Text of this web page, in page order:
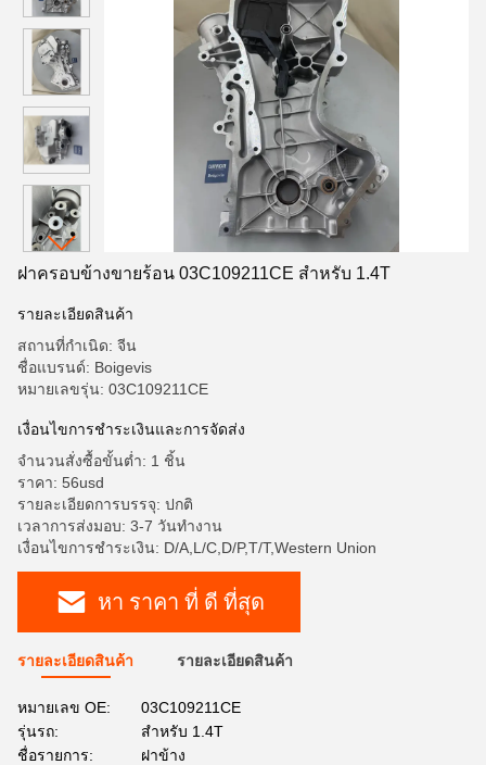
ฝาครอบข้างขายร้อน 03C109211CE สำหรับ 1.4T
รายละเอียดสินค้า
สถานที่กำเนิด: จีน
ชื่อแบรนด์: Boigevis
หมายเลขรุ่น: 03C109211CE
เงื่อนไขการชำระเงินและการจัดส่ง
จำนวนสั่งซื้อขั้นต่ำ: 1 ชิ้น
ราคา: 56usd
รายละเอียดการบรรจุ: ปกติ
เวลาการส่งมอบ: 3-7 วันทำงาน
เงื่อนไขการชำระเงิน: D/A,L/C,D/P,T/T,Western Union
หา ราคา ที่ ดี ที่สุด
รายละเอียดสินค้า รายละเอียดสินค้า
หมายเลข OE:
03C109211CE
รุ่นรถ:
สำหรับ 1.4T
ชื่อรายการ:
ฝาข้าง